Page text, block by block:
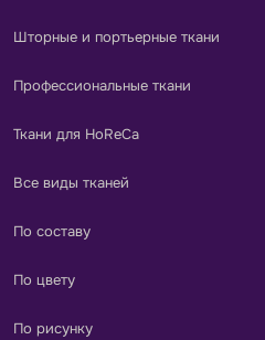
Шторные и портьерные ткани
Профессиональные ткани
Ткани для HoReCa
Все виды тканей
По составу
По цвету
По рисунку